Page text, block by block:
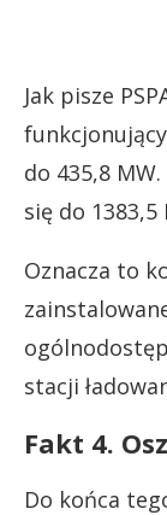
Jak pisze
do 435,8
się do 1383,5
Oznacza to
stacji
Fakt 4.
Do końca